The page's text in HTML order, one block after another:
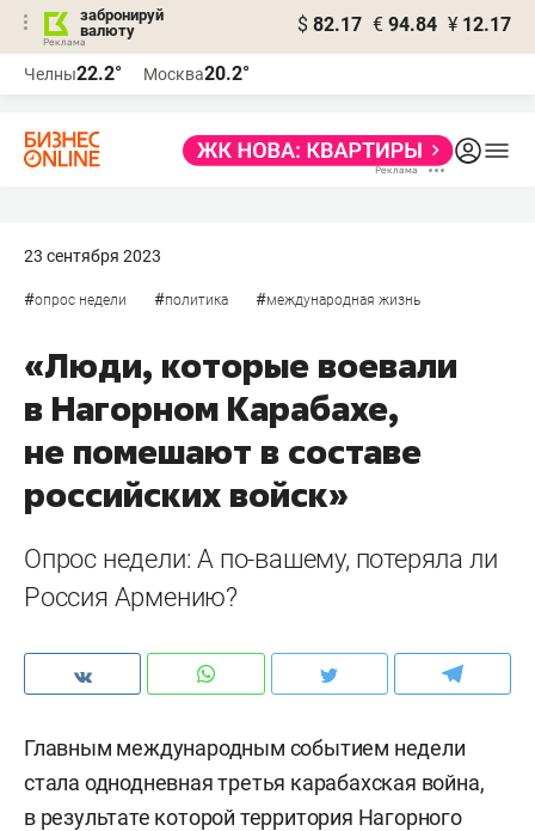
забронируй
валюту
$ 82.17 € 94.84 ¥ 12.17
Челны22.2° Москва20.2°
23 сентября 2023
#опрос недели #политика #международная жизнь
«Люди, которые воевали
в Нагорном Карабахе,
не помешают в составе
российских войск»
Опрос недели: А по-вашему, потеряла ли
Россия Армению?
Главным международным событием недели
стала однодневная третья карабахская война,
в результате которой территория Нагорного